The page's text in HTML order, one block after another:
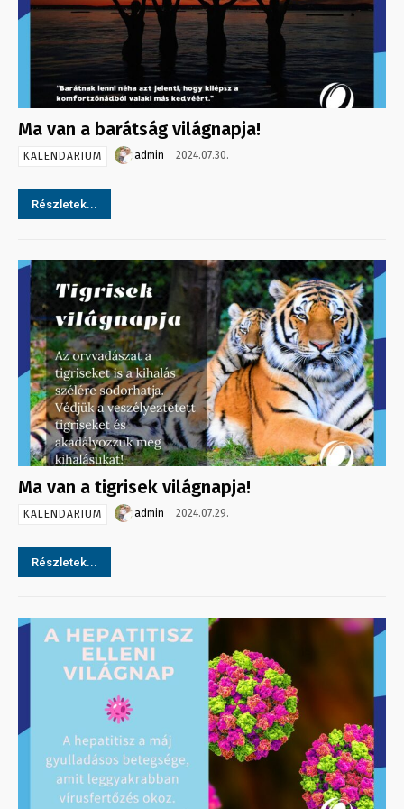
Ma van a barátság világnapja!
KALENDARIUM admin 2024.07.30.
Részletek...
Ma van a tigrisek világnapja!
KALENDARIUM admin 2024.07.29.
Részletek...